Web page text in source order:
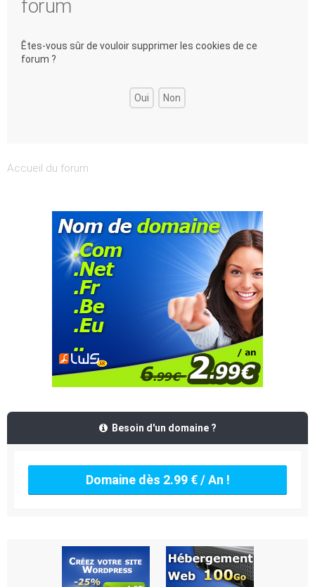
forum
Êtes-vous sûr de vouloir supprimer les cookies de ce
forum ?
Accueil du forum
Besoin d'un domaine ?
Domaine dès 2.99 € / An !